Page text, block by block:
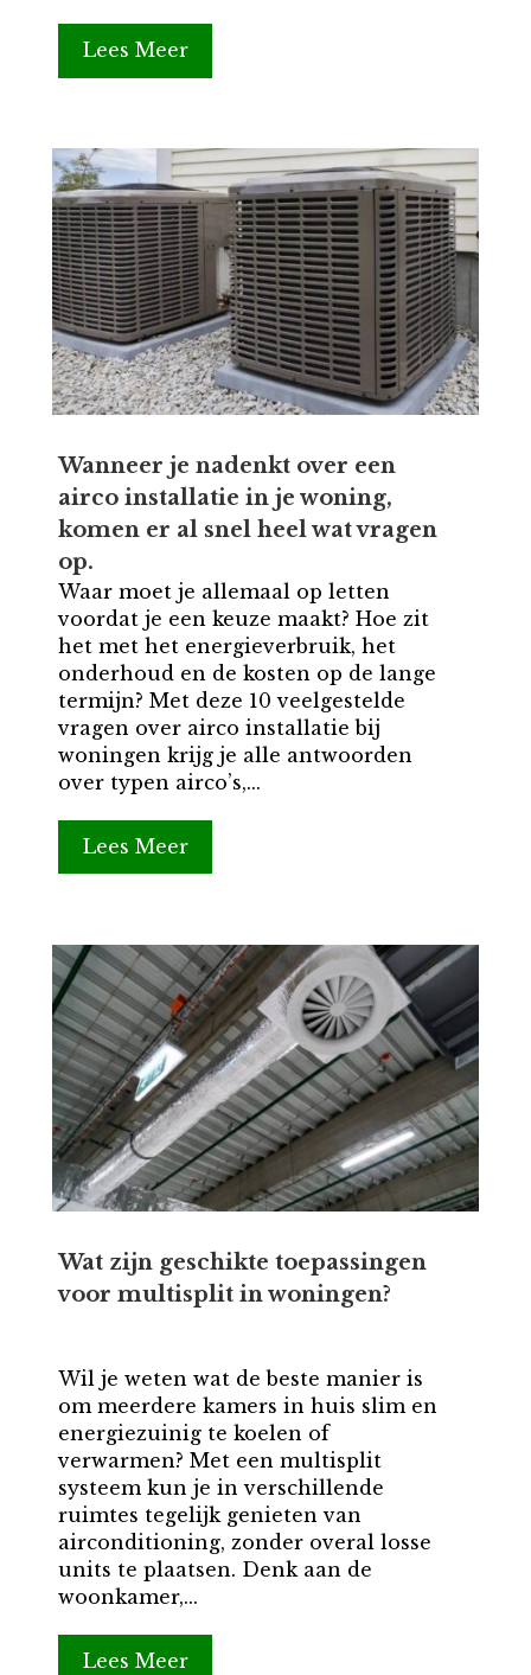
Lees Meer
Wanneer je nadenkt over een
airco installatie in je woning,
komen er al snel heel wat vragen
op.
Waar moet je allemaal op letten
voordat je een keuze maakt? Hoe zit
het met het energieverbruik, het
onderhoud en de kosten op de lange
termijn? Met deze 10 veelgestelde
vragen over airco installatie bij
woningen krijg je alle antwoorden
over typen airco’s,...
Lees Meer
Wat zijn geschikte toepassingen
voor multisplit in woningen?
Wil je weten wat de beste manier is
om meerdere kamers in huis slim en
energiezuinig te koelen of
verwarmen? Met een multisplit
systeem kun je in verschillende
ruimtes tegelijk genieten van
airconditioning, zonder overal losse
units te plaatsen. Denk aan de
woonkamer,...
Lees Meer